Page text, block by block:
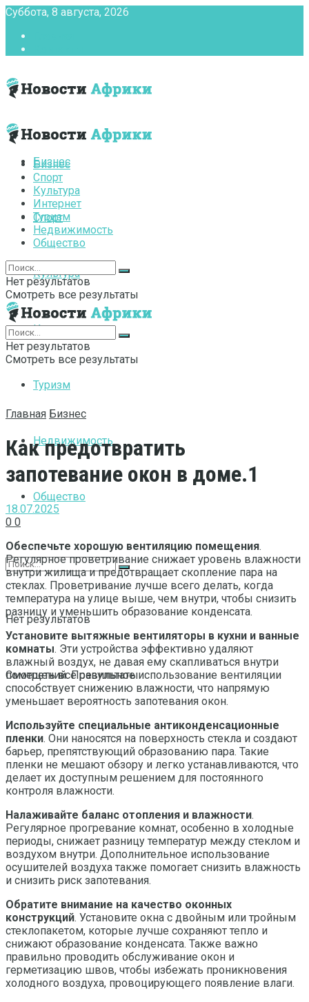
Суббота, 8 августа, 2026
Бизнес
Спорт
Культура
Интернет
Туризм
Недвижимость
Общество
Нет результатов
Смотреть все результаты
Бизнес
Спорт
Культура
Интернет
Туризм
Недвижимость
Общество
Нет результатов
Смотреть все результаты
Нет результатов
Смотреть все результаты
Главная Бизнес
Как предотвратить
запотевание окон в доме.1
18.07.2025
0 0
Обеспечьте хорошую вентиляцию помещения.
Регулярное проветривание снижает уровень влажности
внутри жилища и предотвращает скопление пара на
стеклах. Проветривание лучше всего делать, когда
температура на улице выше, чем внутри, чтобы снизить
разницу и уменьшить образование конденсата.
Установите вытяжные вентиляторы в кухни и ванные
комнаты. Эти устройства эффективно удаляют
влажный воздух, не давая ему скапливаться внутри
помещений. Правильное использование вентиляции
способствует снижению влажности, что напрямую
уменьшает вероятность запотевания окон.
Используйте специальные антиконденсационные
пленки. Они наносятся на поверхность стекла и создают
барьер, препятствующий образованию пара. Такие
пленки не мешают обзору и легко устанавливаются, что
делает их доступным решением для постоянного
контроля влажности.
Налаживайте баланс отопления и влажности.
Регулярное прогревание комнат, особенно в холодные
периоды, снижает разницу температур между стеклом и
воздухом внутри. Дополнительное использование
осушителей воздуха также помогает снизить влажность
и снизить риск запотевания.
Обратите внимание на качество оконных
конструкций. Установите окна с двойным или тройным
стеклопакетом, которые лучше сохраняют тепло и
снижают образование конденсата. Также важно
правильно проводить обслуживание окон и
герметизацию швов, чтобы избежать проникновения
холодного воздуха, провоцирующего появление влаги.